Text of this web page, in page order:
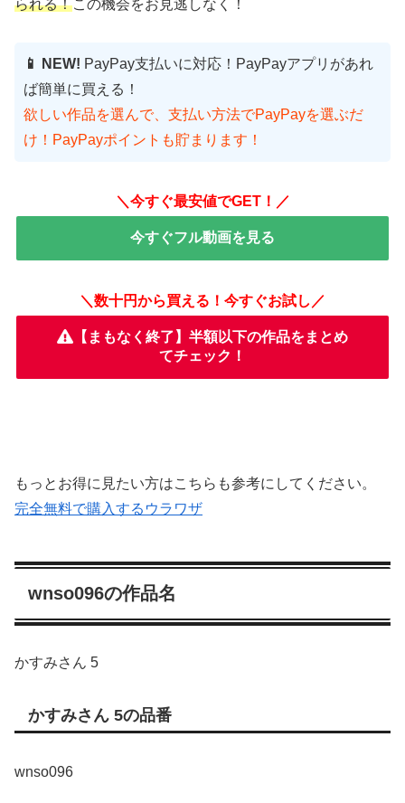
られる！この機会をお見逃しなく！
📱 NEW! PayPay支払いに対応！PayPayアプリがあれ
ば簡単に買える！
欲しい作品を選んで、支払い方法でPayPayを選ぶだ
け！PayPayポイントも貯まります！
＼今すぐ最安値でGET！／
今すぐフル動画を見る
＼数十円から買える！今すぐお試し／
【まもなく終了】半額以下の作品をまとめ
てチェック！
もっとお得に見たい方はこちらも参考にしてください。
完全無料で購入するウラワザ
wnso096の作品名
かすみさん 5
かすみさん 5の品番
wnso096